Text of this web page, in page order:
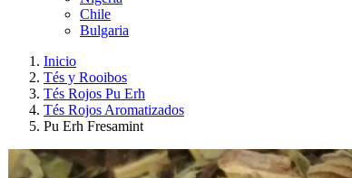
Chile
Bulgaria
Inicio
Tés y Rooibos
Tés Rojos Pu Erh
Tés Rojos Aromatizados
Pu Erh Fresamint